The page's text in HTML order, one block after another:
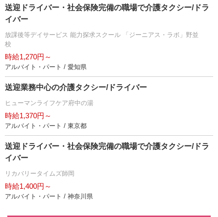
送迎ドライバー・社会保険完備の職場で介護タクシー/ドラ
イバー
放課後等デイサービス 能力探求スクール 「ジーニアス・ラボ」野並
校
時給1,270円～
アルバイト・パート / 愛知県
送迎業務中心の介護タクシー/ドライバー
ヒューマンライフケア府中の湯
時給1,370円～
アルバイト・パート / 東京都
送迎ドライバー・社会保険完備の職場で介護タクシー/ドラ
イバー
リカバリータイムズ師岡
時給1,400円～
アルバイト・パート / 神奈川県